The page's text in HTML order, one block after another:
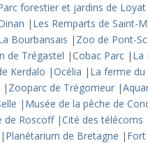
forestier et jardins de Loyat
| Les Remparts de Saint-
Bourbansais | Zoo de Pont-
de Trégastel |Cobac Parc | La
Kerdalo |Océlia | La ferme
| Zooparc de Trégomeur |
| Musée de la pêche de
de Roscoff |Cité des télécoms
| Planétarium de Bretagne |